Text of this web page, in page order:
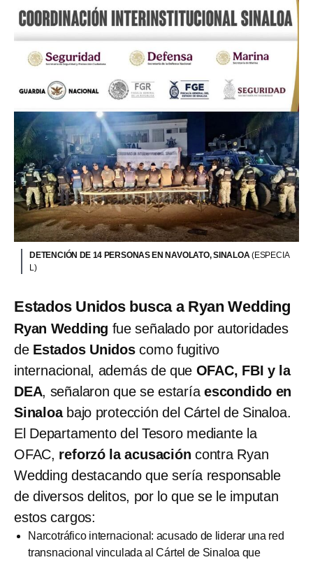
DETENCIÓN DE 14 PERSONAS EN NAVOLATO, SINALOA (ESPECIA
L)
Estados Unidos busca a Ryan Wedding
Ryan Wedding fue señalado por autoridades
de Estados Unidoscomo fugitivo
internacional, además de que OFAC, FBI y la
DEA, señalaron que se estaríaescondido en
Sinaloabajo protección del Cártel de Sinaloa.
El Departamento del Tesoro mediante la
OFAC, reforzó la acusación contra Ryan
Wedding destacando que sería responsable
de diversos delitos, por lo que se le imputan
estos cargos:
Narcotráfico internacional: acusado de liderar una red
transnacional vinculada al Cártel de Sinaloa que